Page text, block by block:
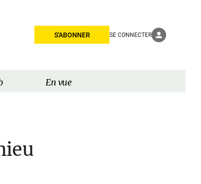
S'ABONNER SE CONNECTER
En vue